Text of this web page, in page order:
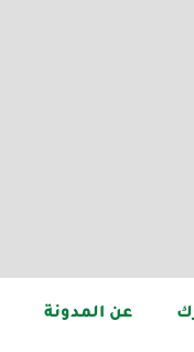
عن المدونة